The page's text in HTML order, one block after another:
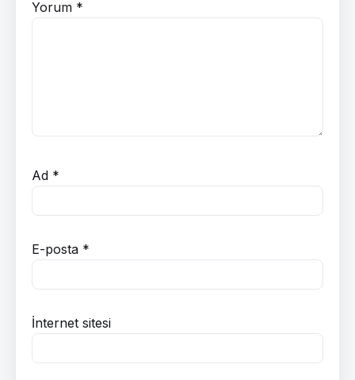
Yorum *
Ad *
E-posta *
İnternet sitesi